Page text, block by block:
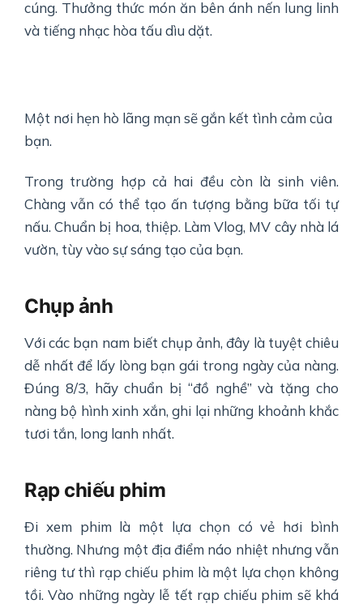
cúng. Thưởng thức món ăn bên ánh nến lung linh
và tiếng nhạc hòa tấu dìu dặt.
Một nơi hẹn hò lãng mạn sẽ gắn kết tình cảm của
bạn.
Trong trường hợp cả hai đều còn là sinh viên.
Chàng vẫn có thể tạo ấn tượng bằng bữa tối tự
nấu. Chuẩn bị hoa, thiệp. Làm Vlog, MV cây nhà lá
vườn, tùy vào sự sáng tạo của bạn.
Chụp ảnh
Với các bạn nam biết chụp ảnh, đây là tuyệt chiêu
dễ nhất để lấy lòng bạn gái trong ngày của nàng.
Đúng 8/3, hãy chuẩn bị “đồ nghề” và tặng cho
nàng bộ hình xinh xắn, ghi lại những khoảnh khắc
tươi tắn, long lanh nhất.
Rạp chiếu phim
Đi xem phim là một lựa chọn có vẻ hơi bình
thường. Nhưng một địa điểm náo nhiệt nhưng vẫn
riêng tư thì rạp chiếu phim là một lựa chọn không
tồi. Vào những ngày lễ tết rạp chiếu phim sẽ khá